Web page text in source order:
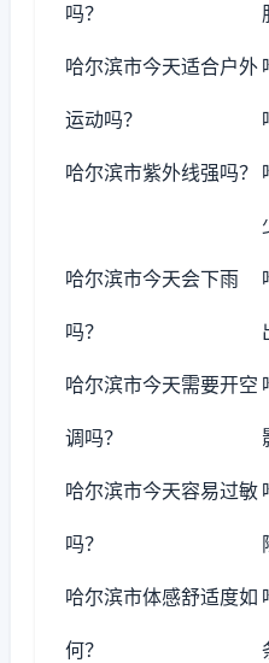
吗？
哈尔滨市今天适合户外
运动吗？
哈尔滨市紫外线强吗？
哈尔滨市今天会下雨
吗？
哈尔滨市今天需要开空
调吗？
哈尔滨市今天容易过敏
吗？
哈尔滨市体感舒适度如
何？